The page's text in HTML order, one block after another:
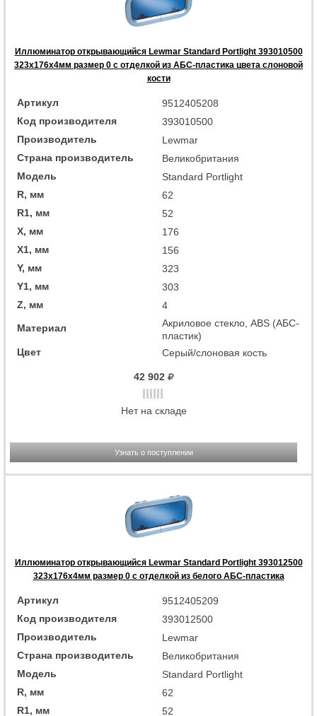
Иллюминатор открывающийся Lewmar Standard Portlight 393010500
323x176x4мм размер 0 с отделкой из АБС-пластика цвета слоновой
кости
Артикул
9512405208
Код производителя
393010500
Производитель
Lewmar
Страна производитель
Великобритания
Модель
Standard Portlight
R, мм
62
R1, мм
52
X, мм
176
X1, мм
156
Y, мм
323
Y1, мм
303
Z, мм
4
Материал
Акриловое стекло, ABS (АБС-
пластик)
Цвет
Серый/слоновая кость
42 902
Нет на складе
Узнать о поступлении
Иллюминатор открывающийся Lewmar Standard Portlight 393012500
323x176x4мм размер 0 с отделкой из белого АБС-пластика
Артикул
9512405209
Код производителя
393012500
Производитель
Lewmar
Страна производитель
Великобритания
Модель
Standard Portlight
R, мм
62
R1, мм
52